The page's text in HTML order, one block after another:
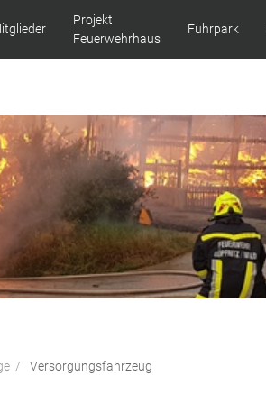
Projekt
Feuerwehrhaus
Fuhrpark
Versorgungsfahrzeug